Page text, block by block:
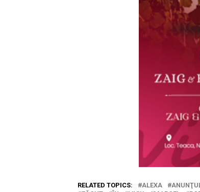
RELATED TOPICS: ALEXA